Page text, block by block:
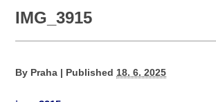
IMG_3915
By Praha | Published 18. 6. 2025